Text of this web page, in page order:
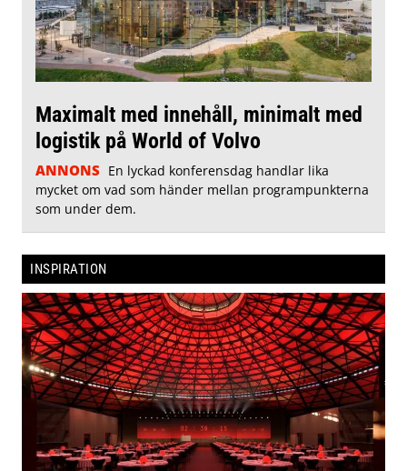
Maximalt med innehåll, minimalt med
logistik på World of Volvo
ANNONS En lyckad konferensdag handlar lika
mycket om vad som händer mellan programpunkterna
som under dem.
INSPIRATION